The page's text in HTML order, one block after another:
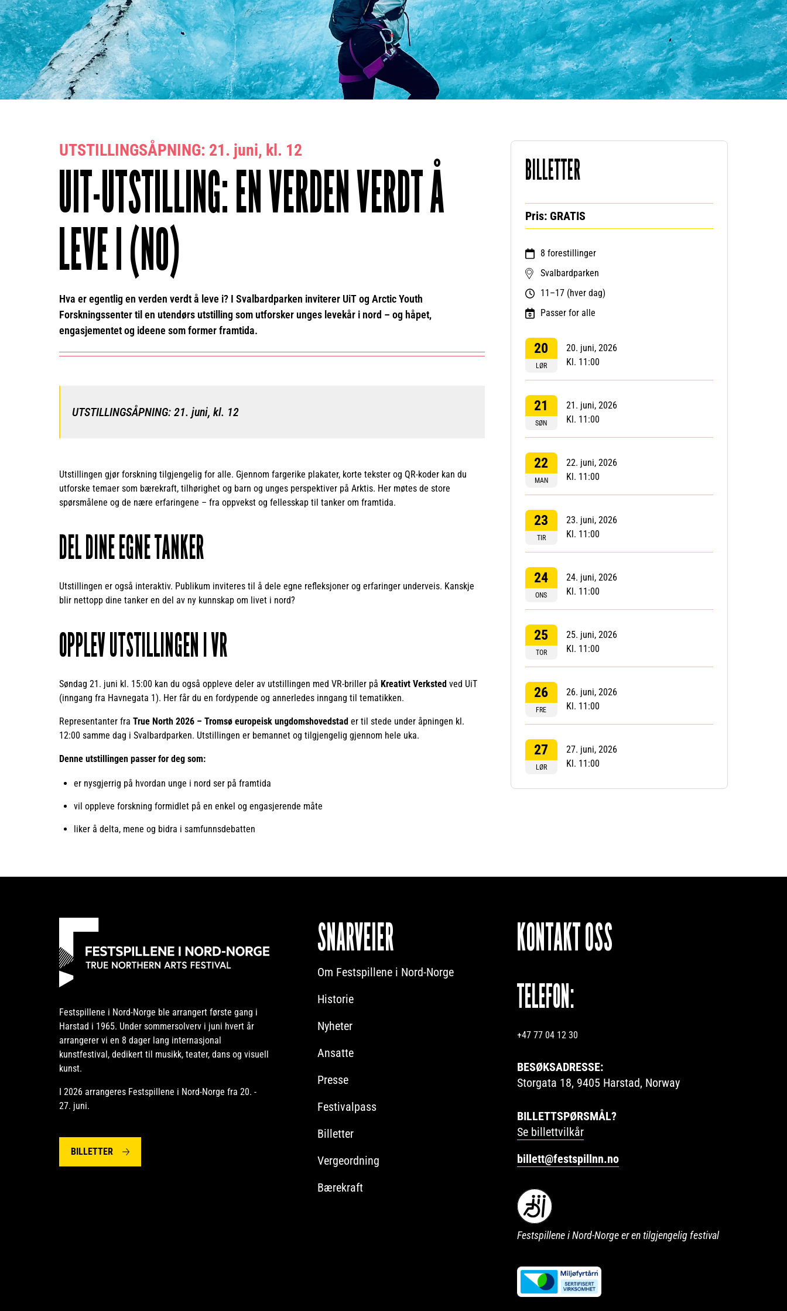
UTSTILLINGSÅPNING: 21. juni, kl. 12
UIT-UTSTILLING: EN VERDEN VERDT Å
LEVE I (NO)
Hva er egentlig en verden verdt å leve i? I Svalbardparken inviterer UiT og Arctic Youth
Forskningssenter til en utendørs utstilling som utforsker unges levekår i nord – og håpet,
engasjementet og ideene som former framtida.
UTSTILLINGSÅPNING: 21. juni, kl. 12
Utstillingen gjør forskning tilgjengelig for alle. Gjennom fargerike plakater, korte tekster og QR-koder kan du
utforske temaer som bærekraft, tilhørighet og barn og unges perspektiver på Arktis. Her møtes de store
spørsmålene og de nære erfaringene – fra oppvekst og fellesskap til tanker om framtida.
DEL DINE EGNE TANKER
Utstillingen er også interaktiv. Publikum inviteres til å dele egne refleksjoner og erfaringer underveis. Kanskje
blir nettopp dine tanker en del av ny kunnskap om livet i nord?
OPPLEV UTSTILLINGEN I VR
Søndag 21. juni kl. 15:00 kan du også oppleve deler av utstillingen med VR-briller på Kreativt Verksted ved UiT
(inngang fra Havnegata 1). Her får du en fordypende og annerledes inngang til tematikken.
Representanter fra True North 2026 – Tromsø europeisk ungdomshovedstad er til stede under åpningen kl.
12:00 samme dag i Svalbardparken. Utstillingen er bemannet og tilgjengelig gjennom hele uka.
Denne utstillingen passer for deg som:
er nysgjerrig på hvordan unge i nord ser på framtida
vil oppleve forskning formidlet på en enkel og engasjerende måte
liker å delta, mene og bidra i samfunnsdebatten
BILLETTER
Pris: GRATIS
8 forestillinger
Svalbardparken
11–17 (hver dag)
Passer for alle
20
LØR
20. juni, 2026
Kl. 11:00
21
SØN
21. juni, 2026
Kl. 11:00
22
MAN
22. juni, 2026
Kl. 11:00
23
TIR
23. juni, 2026
Kl. 11:00
24
ONS
24. juni, 2026
Kl. 11:00
25
TOR
25. juni, 2026
Kl. 11:00
26
FRE
26. juni, 2026
Kl. 11:00
27
LØR
27. juni, 2026
Kl. 11:00
Festspillene i Nord-Norge ble arrangert første gang i
Harstad i 1965. Under sommersolverv i juni hvert år
arrangerer vi en 8 dager lang internasjonal
kunstfestival, dedikert til musikk, teater, dans og visuell
kunst.
I 2026 arrangeres Festspillene i Nord-Norge fra 20. -
27. juni.
BILLETTER
SNARVEIER
Om Festspillene i Nord-Norge
Historie
Nyheter
Ansatte
Presse
Festivalpass
Billetter
Vergeordning
Bærekraft
KONTAKT OSS
TELEFON:
+47 77 04 12 30
BESØKSADRESSE:
Storgata 18, 9405 Harstad, Norway
BILLETTSPØRSMÅL?
Se billettvilkår
billett@festspillnn.no
Festspillene i Nord-Norge er en tilgjengelig festival